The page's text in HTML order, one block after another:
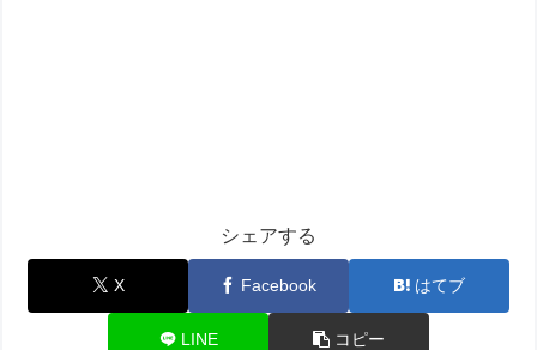
シェアする
X Facebook はてブ
LINE コピー